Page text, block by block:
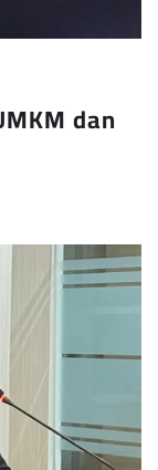
dan